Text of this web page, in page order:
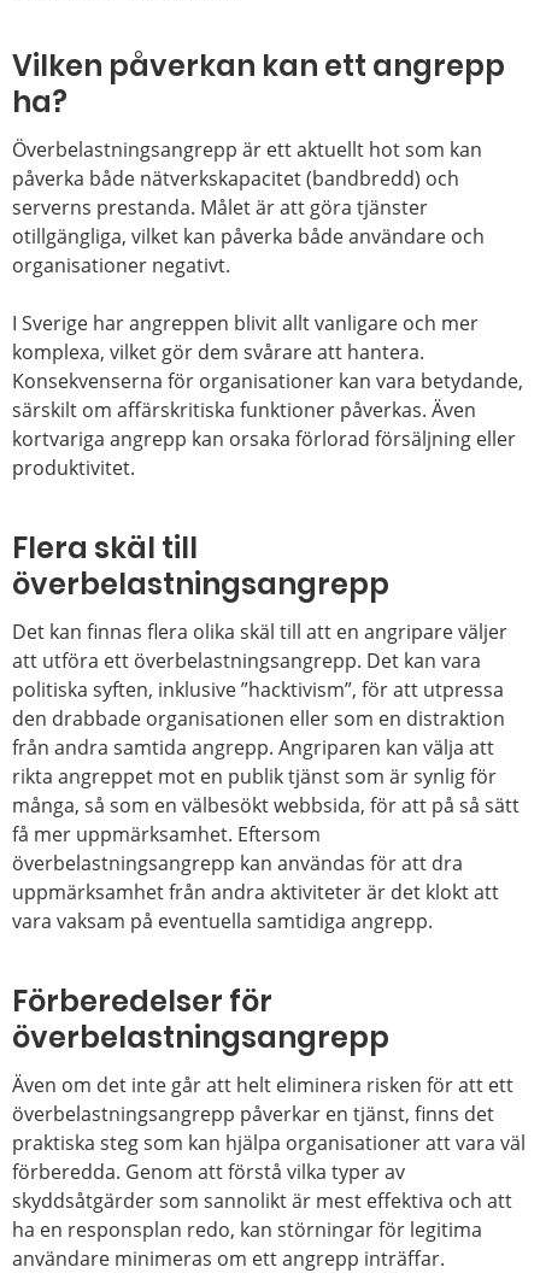
Vilken påverkan kan ett angrepp
ha?
Överbelastningsangrepp är ett aktuellt hot som kan
påverka både nätverkskapacitet (bandbredd) och
serverns prestanda. Målet är att göra tjänster
otillgängliga, vilket kan påverka både användare och
organisationer negativt.
I Sverige har angreppen blivit allt vanligare och mer
komplexa, vilket gör dem svårare att hantera.
Konsekvenserna för organisationer kan vara betydande,
särskilt om affärskritiska funktioner påverkas. Även
kortvariga angrepp kan orsaka förlorad försäljning eller
produktivitet.
Flera skäl till
överbelastningsangrepp
Det kan finnas flera olika skäl till att en angripare väljer
att utföra ett överbelastningsangrepp. Det kan vara
politiska syften, inklusive ”hacktivism”, för att utpressa
den drabbade organisationen eller som en distraktion
från andra samtida angrepp. Angriparen kan välja att
rikta angreppet mot en publik tjänst som är synlig för
många, så som en välbesökt webbsida, för att på så sätt
få mer uppmärksamhet. Eftersom
överbelastningsangrepp kan användas för att dra
uppmärksamhet från andra aktiviteter är det klokt att
vara vaksam på eventuella samtidiga angrepp.
Förberedelser för
överbelastningsangrepp
Även om det inte går att helt eliminera risken för att ett
överbelastningsangrepp påverkar en tjänst, finns det
praktiska steg som kan hjälpa organisationer att vara väl
förberedda. Genom att förstå vilka typer av
skyddsåtgärder som sannolikt är mest effektiva och att
ha en responsplan redo, kan störningar för legitima
användare minimeras om ett angrepp inträffar.